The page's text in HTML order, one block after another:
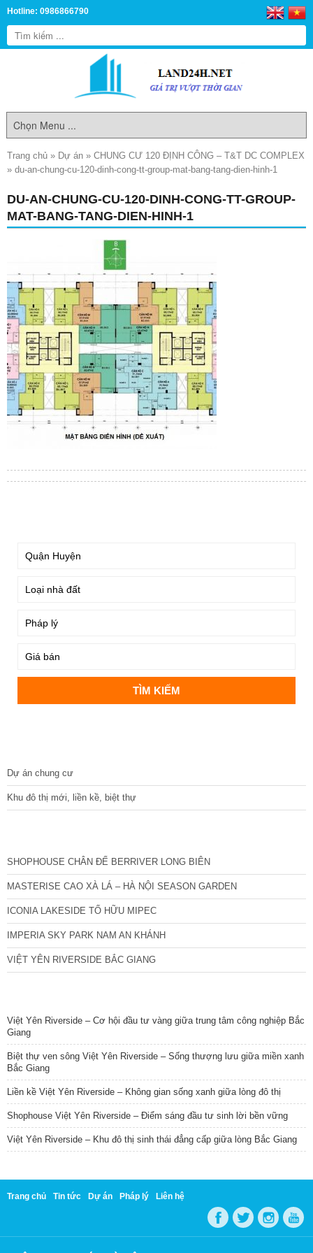
Hotline: 0986866790
Trang chủ » Dự án » CHUNG CƯ 120 ĐỊNH CÔNG – T&T DC COMPLEX
» du-an-chung-cu-120-dinh-cong-tt-group-mat-bang-tang-dien-hinh-1
DU-AN-CHUNG-CU-120-DINH-CONG-TT-GROUP-
MAT-BANG-TANG-DIEN-HINH-1
Dự án chung cư
Khu đô thị mới, liền kề, biệt thự
SHOPHOUSE CHÂN ĐẾ BERRIVER LONG BIÊN
MASTERISE CAO XÀ LÁ – HÀ NỘI SEASON GARDEN
ICONIA LAKESIDE TỐ HỮU MIPEC
IMPERIA SKY PARK NAM AN KHÁNH
VIỆT YÊN RIVERSIDE BẮC GIANG
Việt Yên Riverside – Cơ hội đầu tư vàng giữa trung tâm công nghiệp Bắc
Giang
Biệt thự ven sông Việt Yên Riverside – Sống thượng lưu giữa miền xanh
Bắc Giang
Liền kề Việt Yên Riverside – Không gian sống xanh giữa lòng đô thị
Shophouse Việt Yên Riverside – Điểm sáng đầu tư sinh lời bền vững
Việt Yên Riverside – Khu đô thị sinh thái đẳng cấp giữa lòng Bắc Giang
Trang chủ Tin tức Dự án Pháp lý Liên hệ